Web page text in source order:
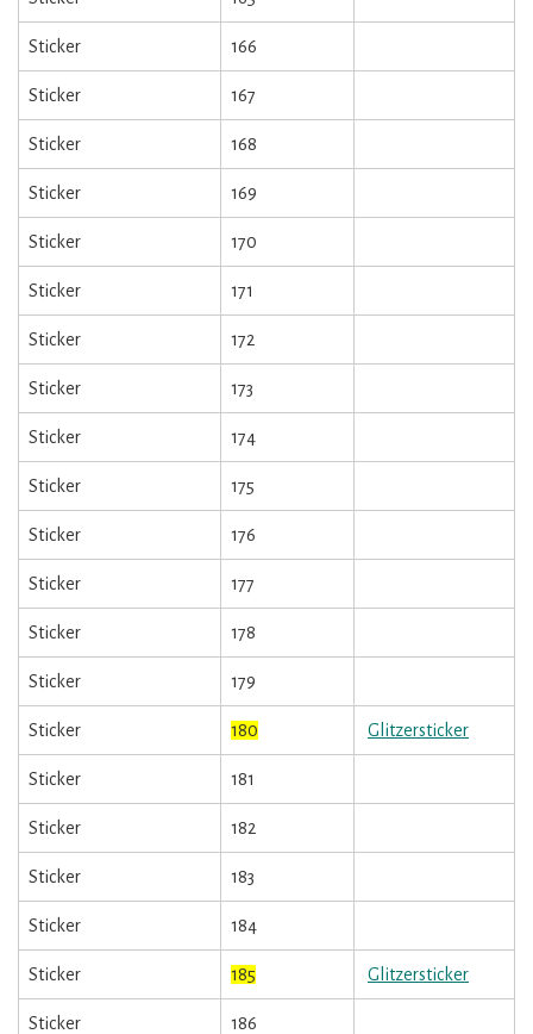
Sticker 166
Sticker 167
Sticker 168
Sticker 169
Sticker 170
Sticker 171
Sticker 172
Sticker 173
Sticker 174
Sticker 175
Sticker 176
Sticker 177
Sticker 178
Sticker 179
Sticker 180 Glitzersticker
Sticker 181
Sticker 182
Sticker 183
Sticker 184
Sticker 185 Glitzersticker
Sticker 186